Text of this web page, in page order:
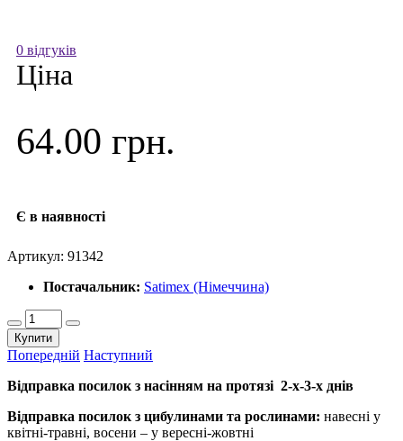
0 відгуків
Ціна
64.00 грн.
Є в наявності
Артикул: 91342
Постачальник: Satimex (Німеччина)
Купити
Попередній Наступний
Відправка посилок з насінням на протязі 2-х-3-х днів
Відправка посилок з цибулинами та рослинами: навесні у
квітні-травні, восени – у вересні-жовтні